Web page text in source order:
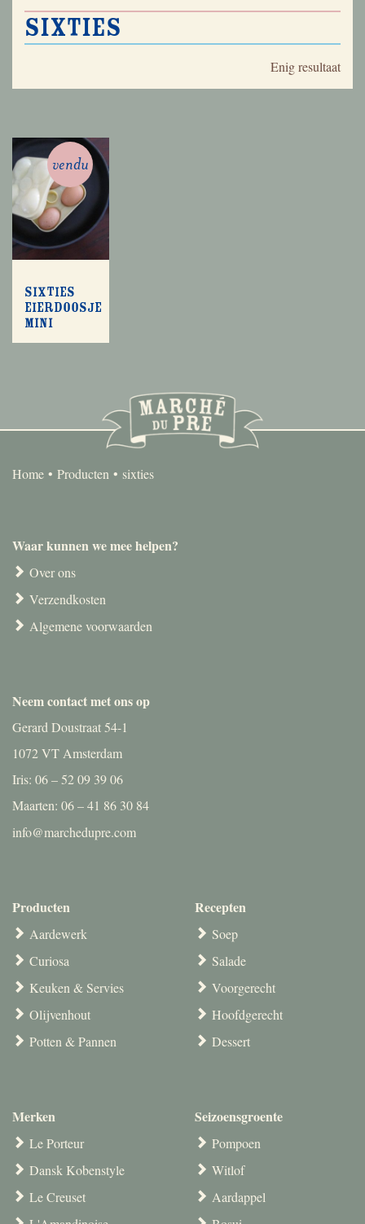
sixties
Enig resultaat
Sixties
eierdoosje
mini
vendu
Home Producten sixties
Waar kunnen we mee helpen?
Over ons
Verzendkosten
Algemene voorwaarden
Neem contact met ons op
Gerard Doustraat 54-1
1072 VT Amsterdam
Iris: 06 – 52 09 39 06
Maarten: 06 – 41 86 30 84
info@marchedupre.com
Producten
Aardewerk
Curiosa
Keuken & Servies
Olijvenhout
Potten & Pannen
Merken
Le Porteur
Dansk Kobenstyle
Le Creuset
Recepten
Soep
Salade
Voorgerecht
Hoofdgerecht
Dessert
Seizoensgroente
Pompoen
Witlof
Aardappel